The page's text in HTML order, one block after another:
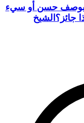
بوصف حسن أو سيء
جائز؟الشيخ